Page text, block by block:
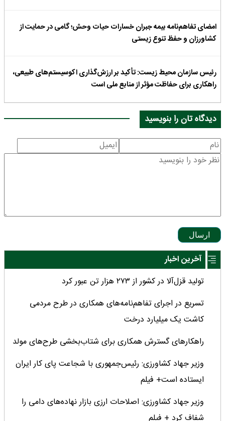
امضای تفاهم‌نامه بیمه جبران خسارات حیات وحش؛ گامی در حمایت از
کشاورزان و حفظ تنوع زیستی
رئیس سازمان محیط زیست: تأکید بر ارزش‌گذاری اکوسیستم‌های طبیعی،
راهکاری برای حفاظت مؤثر از منابع ملی است
دیدگاه تان را بنویسید
ارسال
آخرین اخبار
تولید قزل‌آلا در کشور از ۲۷۳ هزار تن عبور کرد
تسریع در اجرای تفاهم‌نامه‌های همکاری در طرح مردمی
کاشت یک میلیارد درخت
راهکارهای گسترش همکاری برای شتاب‌بخشی طرح‌های مولد
وزیر جهاد کشاورزی: رئیس‌جمهوری با شجاعت پای کار ایران
ایستاده است+ فیلم
وزیر جهاد کشاورزی: اصلاحات ارزی بازار نهاده‌های دامی را
شفاف کرد + فیلم